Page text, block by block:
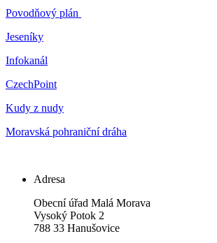
Povodňový plán
Jeseníky
Infokanál
CzechPoint
Kudy z nudy
Moravská pohraniční dráha
Adresa
Obecní úřad Malá Morava
Vysoký Potok 2
788 33 Hanušovice